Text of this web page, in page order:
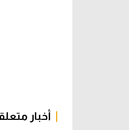
أخبار